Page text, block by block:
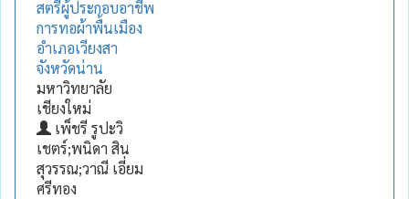
สตรีผู้ประกอบอาชีพ
การทอผ้าพื้นเมือง
อำเภอเวียงสา
จังหวัดน่าน
มหาวิทยาลัย
เชียงใหม่
เพ็ชรี รูปะวิ
เชตร์;พนิดา สิน
สุวรรณ;วาณี เอี่ยม
ศรีทอง